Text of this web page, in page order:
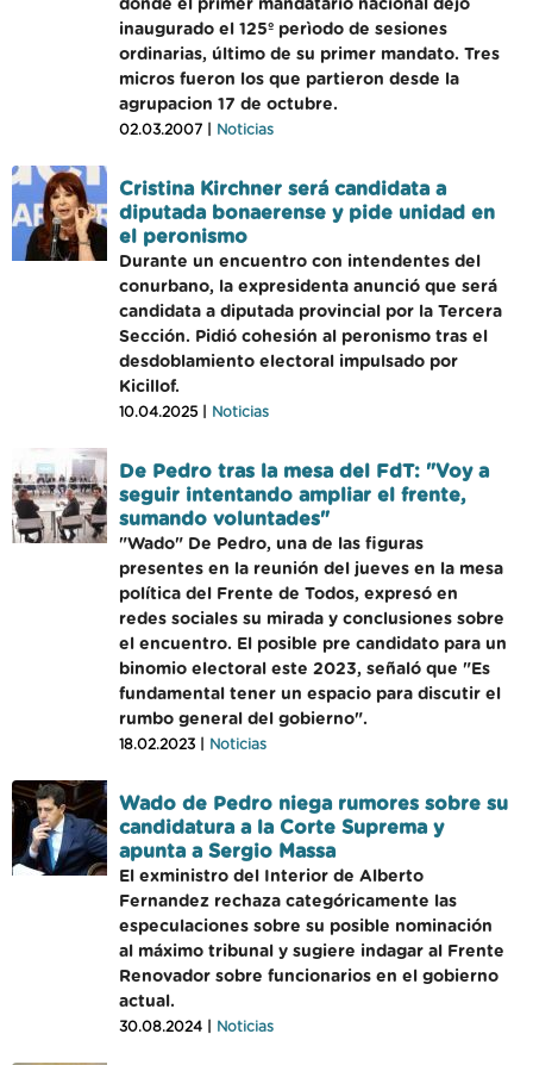
donde el primer mandatario nacional dejó
inaugurado el 125º perìodo de sesiones
ordinarias, último de su primer mandato. Tres
micros fueron los que partieron desde la
agrupacion 17 de octubre.
02.03.2007 | Noticias
Cristina Kirchner será candidata a
diputada bonaerense y pide unidad en
el peronismo
Durante un encuentro con intendentes del
conurbano, la expresidenta anunció que será
candidata a diputada provincial por la Tercera
Sección. Pidió cohesión al peronismo tras el
desdoblamiento electoral impulsado por
Kicillof.
10.04.2025 | Noticias
De Pedro tras la mesa del FdT: "Voy a
seguir intentando ampliar el frente,
sumando voluntades"
"Wado" De Pedro, una de las figuras
presentes en la reunión del jueves en la mesa
política del Frente de Todos, expresó en
redes sociales su mirada y conclusiones sobre
el encuentro. El posible pre candidato para un
binomio electoral este 2023, señaló que "Es
fundamental tener un espacio para discutir el
rumbo general del gobierno".
18.02.2023 | Noticias
Wado de Pedro niega rumores sobre su
candidatura a la Corte Suprema y
apunta a Sergio Massa
El exministro del Interior de Alberto
Fernandez rechaza categóricamente las
especulaciones sobre su posible nominación
al máximo tribunal y sugiere indagar al Frente
Renovador sobre funcionarios en el gobierno
actual.
30.08.2024 | Noticias